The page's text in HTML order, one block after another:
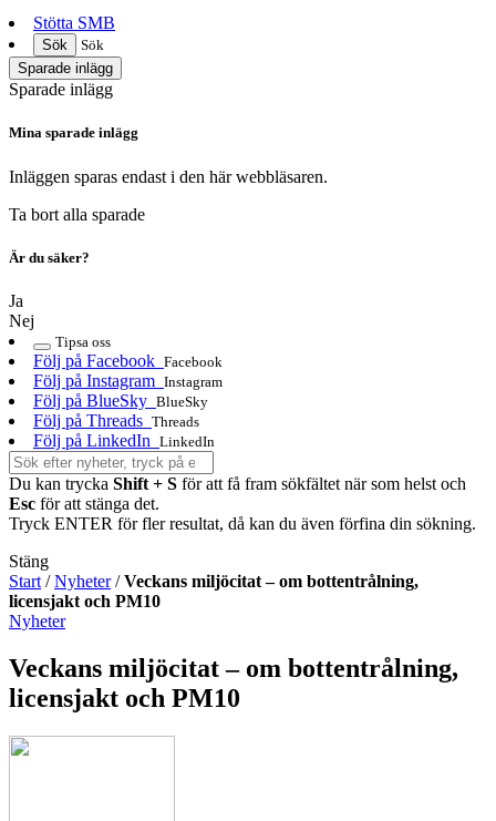
Stötta SMB
Sök
Sök
Sparade inlägg
Sparade inlägg
Mina sparade inlägg
Inläggen sparas endast i den här webbläsaren.
Ta bort alla sparade
Är du säker?
Ja
Nej
Tipsa oss
Följ på Facebook Facebook
Följ på Instagram Instagram
Följ på BlueSky BlueSky
Följ på Threads Threads
Följ på LinkedIn LinkedIn
Du kan trycka Shift + S för att få fram sökfältet när som helst och
Esc för att stänga det.
Tryck ENTER för fler resultat, då kan du även förfina din sökning.
Stäng
Start /Nyheter/Veckans miljöcitat – om bottentrålning,
licensjakt och PM10
Nyheter
Veckans miljöcitat – om bottentrålning,
licensjakt och PM10